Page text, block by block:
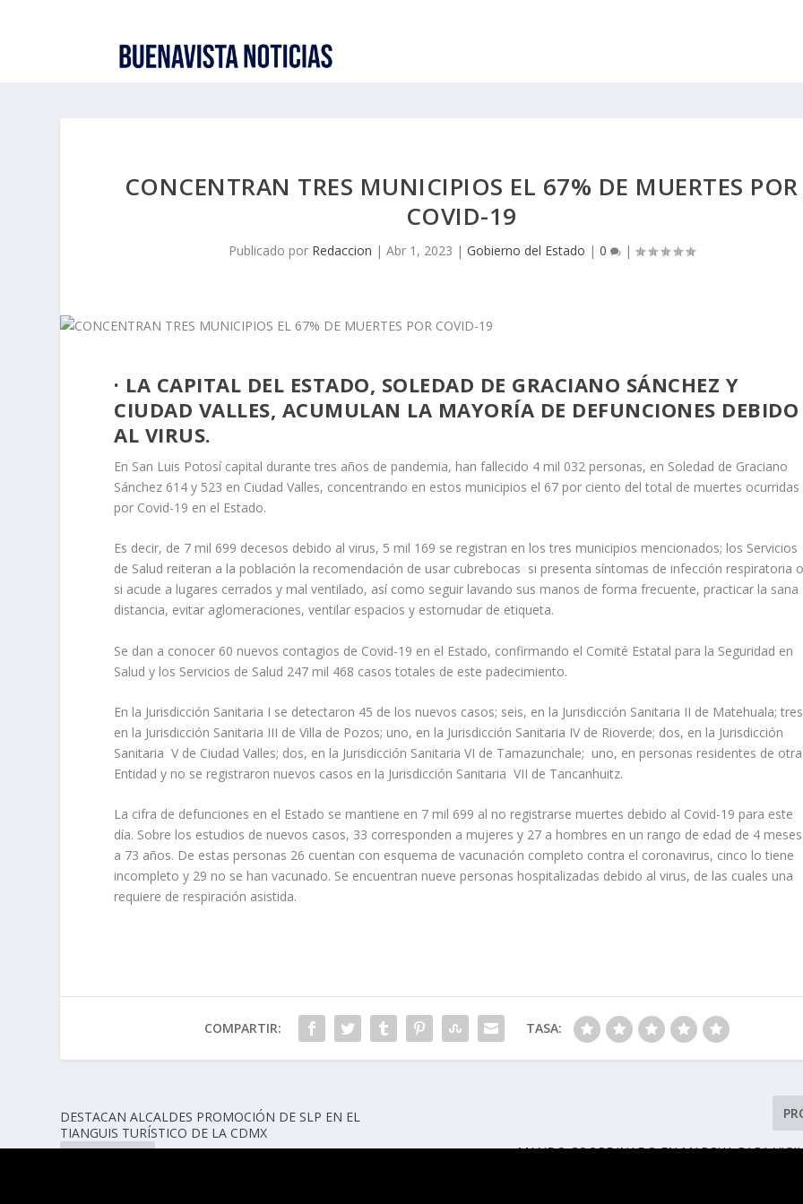
CONCENTRAN TRES MUNICIPIOS EL 67% DE MUERTES POR
COVID-19
Publicado por Redaccion | Abr 1, 2023 | Gobierno del Estado | 0 |
· LA CAPITAL DEL ESTADO, SOLEDAD DE GRACIANO SÁNCHEZ Y
CIUDAD VALLES, ACUMULAN LA MAYORÍA DE DEFUNCIONES DEBIDO
AL VIRUS.
En San Luis Potosí capital durante tres años de pandemia, han fallecido 4 mil 032 personas, en Soledad de Graciano
Sánchez 614 y 523 en Ciudad Valles, concentrando en estos municipios el 67 por ciento del total de muertes ocurridas
por Covid-19 en el Estado.
Es decir, de 7 mil 699 decesos debido al virus, 5 mil 169 se registran en los tres municipios mencionados; los Servicios
de Salud reiteran a la población la recomendación de usar cubrebocas si presenta síntomas de infección respiratoria
si acude a lugares cerrados y mal ventilado, así como seguir lavando sus manos de forma frecuente, practicar la sana
distancia, evitar aglomeraciones, ventilar espacios y estornudar de etiqueta.
Se dan a conocer 60 nuevos contagios de Covid-19 en el Estado, confirmando el Comité Estatal para la Seguridad en
Salud y los Servicios de Salud 247 mil 468 casos totales de este padecimiento.
En la Jurisdicción Sanitaria I se detectaron 45 de los nuevos casos; seis, en la Jurisdicción Sanitaria II de Matehuala;
en la Jurisdicción Sanitaria III de Villa de Pozos; uno, en la Jurisdicción Sanitaria IV de Rioverde; dos, en la Jurisdicción
Sanitaria V de Ciudad Valles; dos, en la Jurisdicción Sanitaria VI de Tamazunchale; uno, en personas residentes de otra
Entidad y no se registraron nuevos casos en la Jurisdicción Sanitaria VII de Tancanhuitz.
La cifra de defunciones en el Estado se mantiene en 7 mil 699 al no registrarse muertes debido al Covid-19 para este
día. Sobre los estudios de nuevos casos, 33 corresponden a mujeres y 27 a hombres en un rango de edad de 4 meses
a 73 años. De estas personas 26 cuentan con esquema de vacunación completo contra el coronavirus, cinco lo tiene
incompleto y 29 no se han vacunado. Se encuentran nueve personas hospitalizadas debido al virus, de las cuales una
requiere de respiración asistida.
COMPARTIR: TASA:
DESTACAN ALCALDES PROMOCIÓN DE SLP EN EL
TIANGUIS TURÍSTICO DE LA CDMX
MANDO COORDINADO EN MARCHA PARA